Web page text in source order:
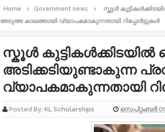
Home Government news
സ്കൂള്‍
അടുത്ത കാലത്തായി വ്യാപകമാകുന്നതായി റിപ്പോര്‍ട്ടുകള്‍
സ്കൂള്‍
അടിക്കടിയുണ്ടാകുന്ന
വ്യാപകമാകുന്നതായി
Posted By: KL Scholarships സെപ്റ്റംബർ